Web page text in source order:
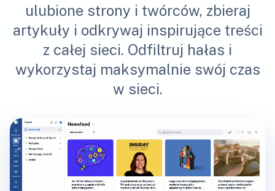
ulubione strony i twórców, zbieraj
artykuły i odkrywaj inspirujące treści
z całej sieci. Odfiltruj hałas i
wykorzystaj maksymalnie swój czas
w sieci.